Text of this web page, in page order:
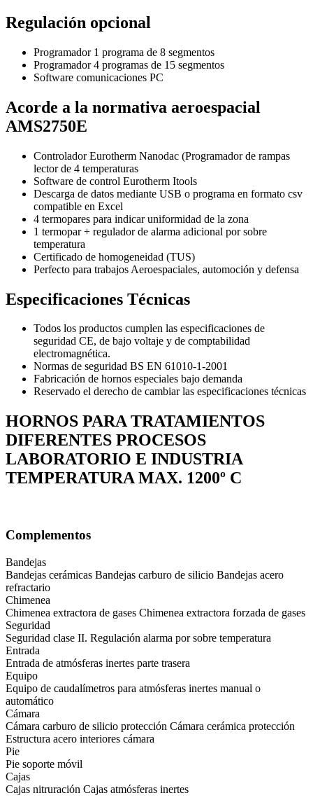
Regulación opcional
Programador 1 programa de 8 segmentos
Programador 4 programas de 15 segmentos
Software comunicaciones PC
Acorde a la normativa aeroespacial
AMS2750E
Controlador Eurotherm Nanodac (Programador de rampas
lector de 4 temperaturas
Software de control Eurotherm Itools
Descarga de datos mediante USB o programa en formato csv
compatible en Excel
4 termopares para indicar uniformidad de la zona
1 termopar + regulador de alarma adicional por sobre
temperatura
Certificado de homogeneidad (TUS)
Perfecto para trabajos Aeroespaciales, automoción y defensa
Especificaciones Técnicas
Todos los productos cumplen las especificaciones de
seguridad CE, de bajo voltaje y de comptabilidad
electromagnética.
Normas de seguridad BS EN 61010-1-2001
Fabricación de hornos especiales bajo demanda
Reservado el derecho de cambiar las especificaciones técnicas
HORNOS PARA TRATAMIENTOS
DIFERENTES PROCESOS
LABORATORIO E INDUSTRIA
TEMPERATURA MAX. 1200º C
Complementos
Bandejas
Bandejas cerámicas Bandejas carburo de silicio Bandejas acero
refractario
Chimenea
Chimenea extractora de gases Chimenea extractora forzada de gases
Seguridad
Seguridad clase II. Regulación alarma por sobre temperatura
Entrada
Entrada de atmósferas inertes parte trasera
Equipo
Equipo de caudalímetros para atmósferas inertes manual o
automático
Cámara
Cámara carburo de silicio protección Cámara cerámica protección
Estructura acero interiores cámara
Pie
Pie soporte móvil
Cajas
Cajas nitruración Cajas atmósferas inertes